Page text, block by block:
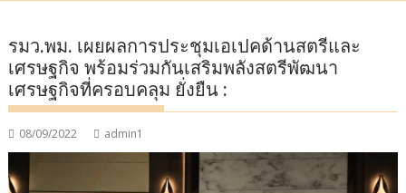
รมว.พม. เผยผลการประชุมเอเปคด้านสตรีและ
เศรษฐกิจ พร้อมร่วมกันเสริมพลังสตรีพัฒนา
เศรษฐกิจที่ครอบคลุม ยั่งยืน :
08/09/2022 admin1